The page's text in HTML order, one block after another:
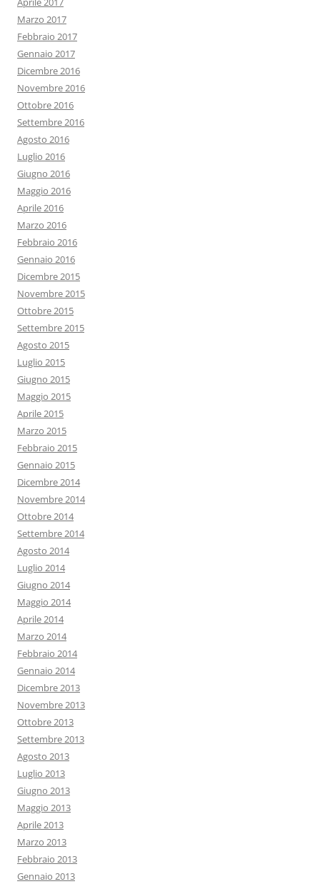
Marzo 2017
Febbraio 2017
Gennaio 2017
Dicembre 2016
Novembre 2016
Ottobre 2016
Settembre 2016
Agosto 2016
Luglio 2016
Giugno 2016
Maggio 2016
Aprile 2016
Marzo 2016
Febbraio 2016
Gennaio 2016
Dicembre 2015
Novembre 2015
Ottobre 2015
Settembre 2015
Agosto 2015
Luglio 2015
Giugno 2015
Maggio 2015
Aprile 2015
Marzo 2015
Febbraio 2015
Gennaio 2015
Dicembre 2014
Novembre 2014
Ottobre 2014
Settembre 2014
Agosto 2014
Luglio 2014
Giugno 2014
Maggio 2014
Aprile 2014
Marzo 2014
Febbraio 2014
Gennaio 2014
Dicembre 2013
Novembre 2013
Ottobre 2013
Settembre 2013
Agosto 2013
Luglio 2013
Giugno 2013
Maggio 2013
Aprile 2013
Marzo 2013
Febbraio 2013
Gennaio 2013